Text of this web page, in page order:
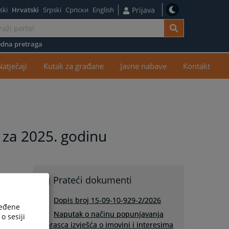
Hrvatski Srpski Српски English Prijava
pretraga
Kutak za građane Javne nabave Kontakt
2025. godinu
Prateći dokumenti
Dopis broj 15-09-10-929-2/2026
Naputak o načinu popunjavanja
obrasca izvješća o imovini i interesima
sesiji